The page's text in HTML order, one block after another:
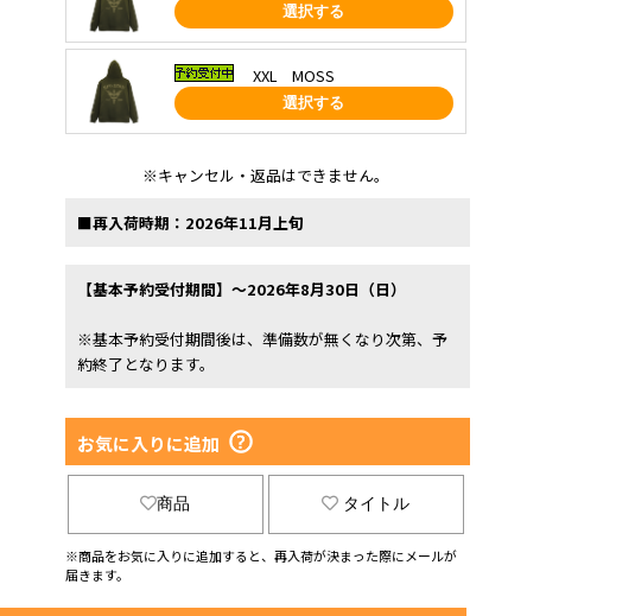
選択する
XXL MOSS
選択する
※キャンセル・返品はできません。
■再入荷時期：2026年11月上旬
【基本予約受付期間】～2026年8月30日（日）
※基本予約受付期間後は、準備数が無くなり次第、予
約終了となります。
お気に入りに追加
商品 タイトル
※商品をお気に入りに追加すると、再入荷が決まった際にメールが
届きます。